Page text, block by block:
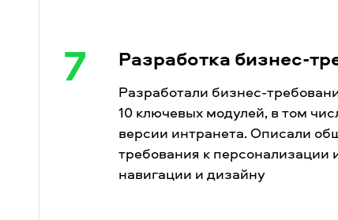
7 Разработка бизнес-
Разработали бизнес-
10 ключевых модулей, в том
версии интранета. Описали
требования к персонализации
навигации и дизайну